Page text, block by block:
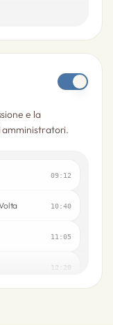
e la
amministratori.
09:12
10:40
11:05
12:20